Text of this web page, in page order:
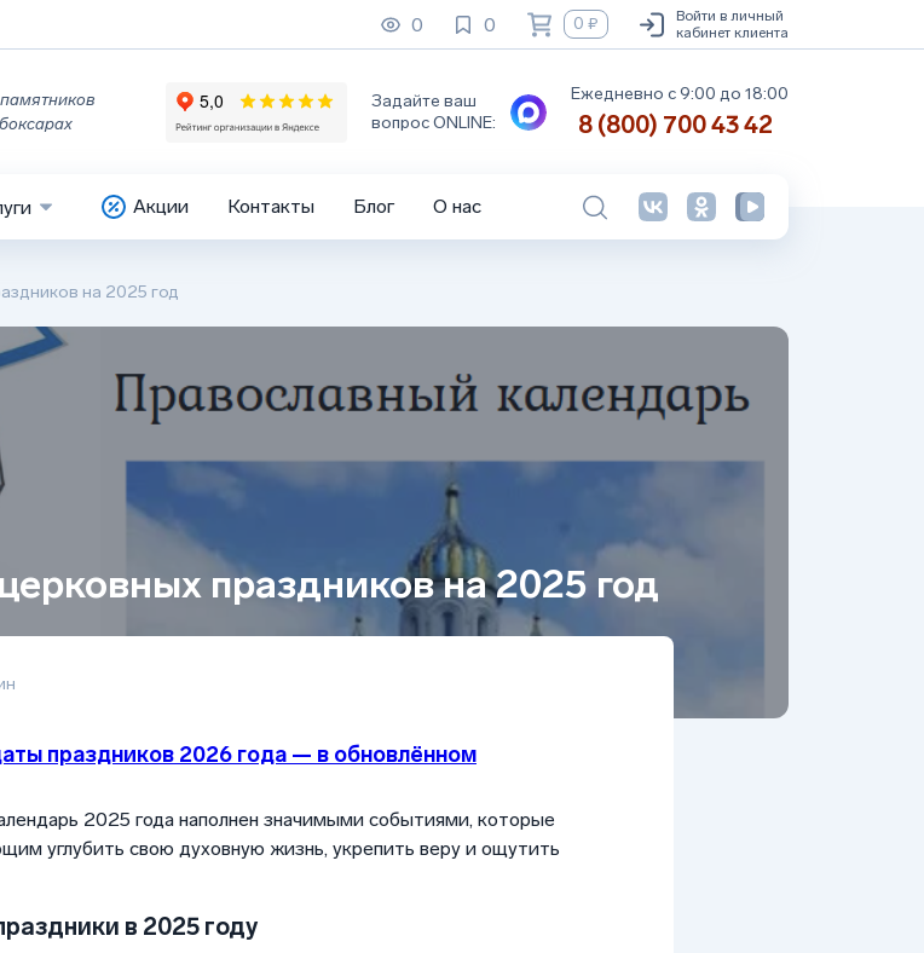
0 0 0 ₽
Войти в личный
кабинет клиента
Задайте ваш
вопрос ONLINE:
Ежедневно с 9:00 до 18:00
8 (800) 700 43 42
Акции Контакты Блог О нас
на 2025 год
праздников на 2025 год
праздников 2026 года — в обновлённом
2025 года наполнен значимыми событиями, которые
углубить свою духовную жизнь, укрепить веру и ощутить
в 2025 году